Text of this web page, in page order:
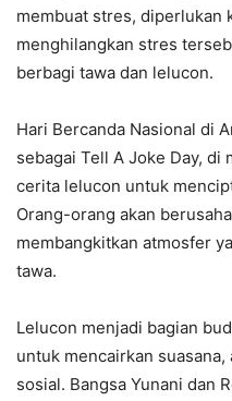
membuat stres, diperlukan
menghilangkan stres
berbagi tawa dan lelucon.
Hari Bercanda Nasional di
sebagai Tell A Joke Day,
cerita lelucon untuk
Orang-orang akan
membangkitkan atmosfer
tawa.
Lelucon menjadi bagian
untuk mencairkan
sosial. Bangsa Yunani dan